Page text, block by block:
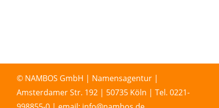
© NAMBOS GmbH | Namensagentur |
Amsterdamer Str. 192 | 50735 Köln | Tel. 0221-